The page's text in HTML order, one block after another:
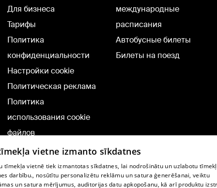
Для бизнеса
Тарифы
Политика
конфиденциальности
Настройки cookie
Политическая реклама
Политика
использования cookie
файлов
Добавление
комментариев
международные
расписания
Автобусные билеты
Билеты на поезд
vietne izmanto sīkdatnes
tīmekļa vietnē tiek izmantotas sīkdatnes, lai nodrošinātu un uzlabotu
darbību., nosūtītu personalizētu reklāmu un satura ģenerēšanai, veiktu
un satura mērījumus, auditorijas datu apkopošanu, kā arī produktu